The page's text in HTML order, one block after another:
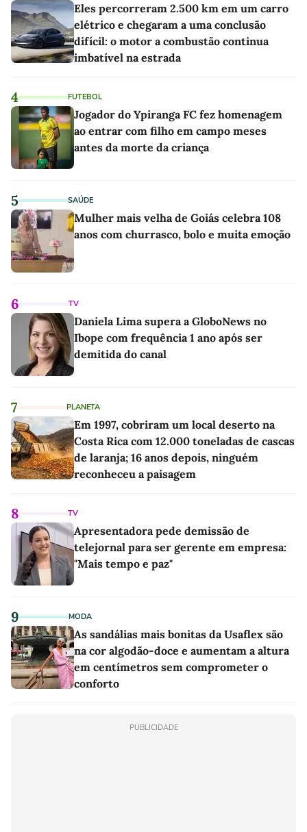
Eles percorreram 2.500 km em um carro
elétrico e chegaram a uma conclusão
difícil: o motor a combustão continua
imbatível na estrada
4 FUTEBOL
Jogador do Ypiranga FC fez homenagem
ao entrar com filho em campo meses
antes da morte da criança
5 SAÚDE
Mulher mais velha de Goiás celebra 108
anos com churrasco, bolo e muita emoção
6 TV
Daniela Lima supera a GloboNews no
Ibope com frequência 1 ano após ser
demitida do canal
7 PLANETA
Em 1997, cobriram um local deserto na
Costa Rica com 12.000 toneladas de cascas
de laranja; 16 anos depois, ninguém
reconheceu a paisagem
8 TV
Apresentadora pede demissão de
telejornal para ser gerente em empresa:
"Mais tempo e paz"
9 MODA
As sandálias mais bonitas da Usaflex são
na cor algodão-doce e aumentam a altura
em centímetros sem comprometer o
conforto
PUBLICIDADE